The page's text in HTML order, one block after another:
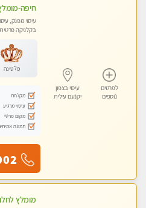
לפרטים
נוספים
עיסוי בצפון
יקנעם עילית
עיסוי מפנק,
בקלניקה
פלטינה
מקלחת
עיסוי מרגיע
מקום פרטי
תמונה